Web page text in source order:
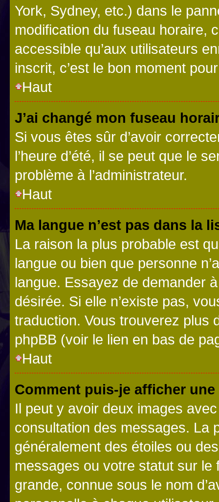
York, Sydney, etc.) dans le
modification du fuseau horaire,
accessible qu’aux utilisateurs
inscrit, c’est le bon moment
Haut
J’ai changé mon fuseau
Si vous êtes sûr d’avoir
l’heure d’été, il se peut que le
problème à l’administrateur.
Haut
Ma langue n’est pas dans la
La raison la plus probable est
langue ou bien que personne
langue. Essayez de demander
désirée. Si elle n’existe pas,
traduction. Vous trouverez plus
phpBB (voir le lien en bas de
Haut
Comment puis-je afficher
Il peut y avoir deux images
consultation des messages. La
généralement des étoiles ou
messages ou votre statut sur
grande, connue sous le nom